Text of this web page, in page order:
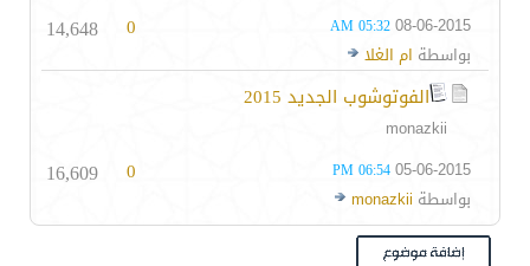
08-06-2015
05:32 AM
بواسطة ام الغلا
0
14,648
الفوتوشوب الجديد 2015
monazkii
05-06-2015
06:54 PM
بواسطة monazkii
0
16,609